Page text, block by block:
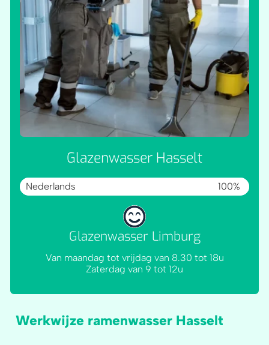
Glazenwasser Hasselt
Nederlands 100%
Glazenwasser Limburg
Van maandag tot vrijdag van 8.30 tot 18u
Zaterdag van 9 tot 12u
Werkwijze ramenwasser Hasselt